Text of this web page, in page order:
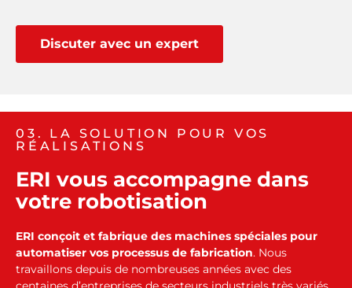
Discuter avec un expert
03. LA SOLUTION POUR VOS
RÉALISATIONS
ERI vous accompagne dans
votre robotisation
ERI conçoit et fabrique des machines spéciales pour
automatiser vos processus de fabrication. Nous
travaillons depuis de nombreuses années avec des